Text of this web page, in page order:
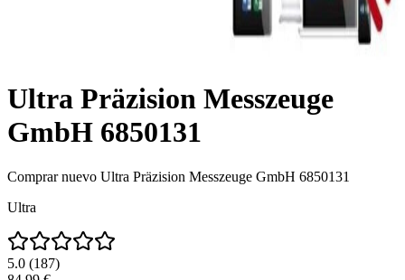
Ultra Präzision Messzeuge
GmbH 6850131
Comprar nuevo Ultra Präzision Messzeuge GmbH 6850131
Ultra
5.0 (187)